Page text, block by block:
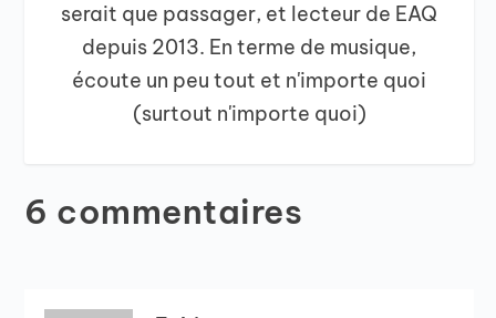
serait que passager, et lecteur de EAQ
depuis 2013. En terme de musique,
écoute un peu tout et n'importe quoi
(surtout n'importe quoi)
6 commentaires